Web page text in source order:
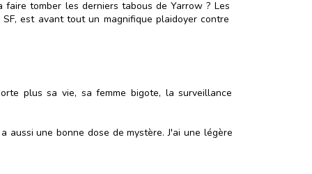
tomber les derniers tabous de Yarrow ? Les
est avant tout un magnifique plaidoyer contre
plus sa vie, sa femme bigote, la surveillance
une bonne dose de mystère. J'ai une légère